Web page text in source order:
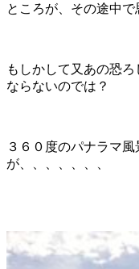
ところが、その途中で
もしかして又あの恐
ならないのでは？
３６０度のパナラマ
が、、、、、、、